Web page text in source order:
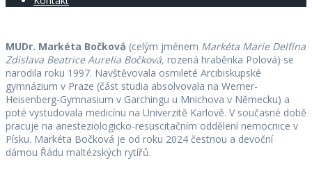
MUDr. Markéta Bočková (celým jménem Markéta Marie Delfína
Zdislava Beatrice Aurelia Bočková, rozená hraběnka Polová) se
narodila roku 1997. Navštěvovala osmileté Arcibiskupské
gymnázium v Praze (část studia absolvovala na Werner-
Heisenberg-Gymnasium v Garchingu u Mnichova v Německu) a
poté vystudovala medicínu na Univerzitě Karlově. V současné době
pracuje na anesteziologicko-resuscitačním oddělení nemocnice v
Písku. Markéta Bočková je od roku 2024 čestnou a devoční
dámou Řádu maltézských rytířů.